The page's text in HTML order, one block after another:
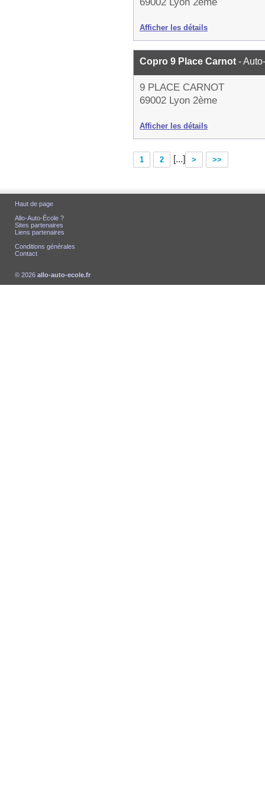
Afficher les détails
Copro 9 Place Carnot -
9 PLACE CARNOT
69002 Lyon 2ème
Afficher les détails
1 2 [...] > >>
Haut de page
Allo-Auto-École ?
Sites partenaires
Liens partenaires
Conditions générales
Contact
© 2026 allo-auto-ecole.fr